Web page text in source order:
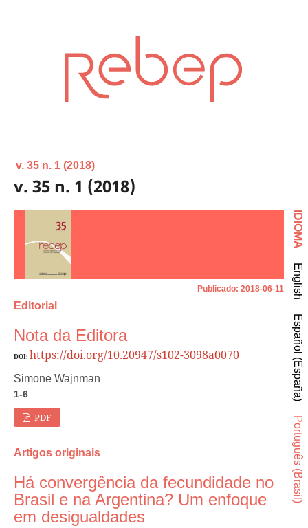
v. 35 n. 1 (2018)
v. 35 n. 1 (2018)
Publicado: 2018-06-11
Editorial
Nota da Editora
DOI: https://doi.org/10.20947/s102-3098a0070
Simone Wajnman
1-6
PDF
Artigos originais
Há convergência da fecundidade no
Brasil e na Argentina? Um enfoque
em desigualdades
IDIOMA
English
Español (España)
Português (Brasil)